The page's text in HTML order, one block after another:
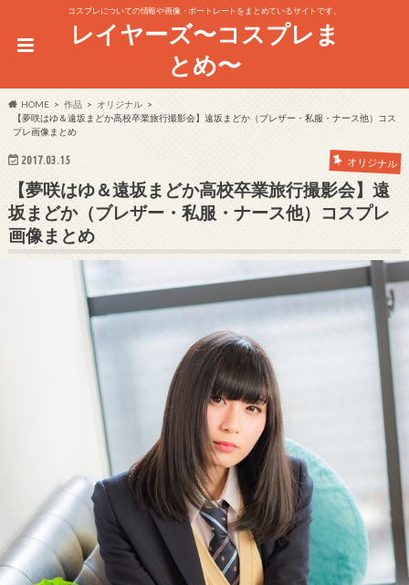
コスプレについての情報や画像・ポートレートをまとめているサイトです。
レイヤーズ〜コスプレま
とめ〜
HOME 作品
オリジナル
【夢咲はゆ＆遠坂まどか高校卒業旅行撮影会】遠坂まどか（ブレザー・私服・ナース他）コス
プレ画像まとめ
2017.03.15 オリジナル
【夢咲はゆ＆遠坂まどか高校卒業旅行撮影会】遠
坂まどか（ブレザー・私服・ナース他）コスプレ
画像まとめ